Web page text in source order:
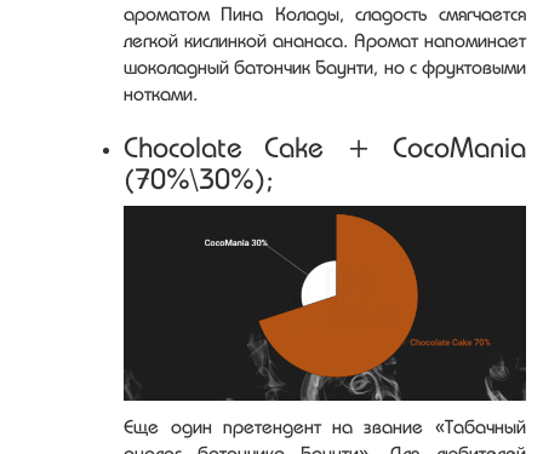
ароматом Пина Колады, сладость смягчается
легкой кислинкой ананаса. Аромат напоминает
шоколадный батончик Баунти, но с фруктовыми
нотками.
Chocolate Cake + CocoMania
(70%\30%);
Еще один претендент на звание «Табачный